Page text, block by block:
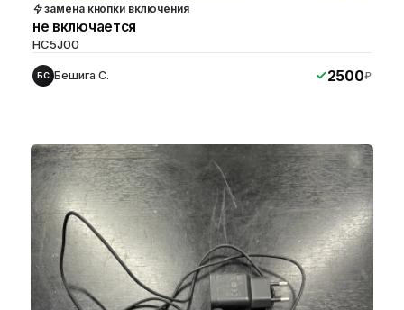
замена кнопки включения
не включается
HC5J00
БС Бешига С. 2500₽